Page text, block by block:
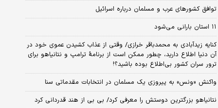
توافق کشورهای عرب و مسلمان درباره اسرائیل
۱۱ استان بارانی می‌شود
کنایه زیدآبادی به محمدباقر خرازی/ وقتی از عذاب کشیدن عموی خود در
آن دنیا اطلاع دارید، چطور ممکن است از برنامهٔ ترامپ و نتانیاهو برای
ترور سران کشور بی‌اطلاع بوده باشید؟!
واکنش «ونس» به پیروزی یک مسلمان در انتخابات مقدماتی سنا
نتانیاهو بزرگترین دوستش را معرفی کرد/ بی بی از هند قدردانی کرد